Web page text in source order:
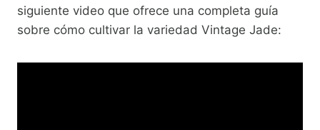
siguiente video que ofrece una completa guía
sobre cómo cultivar la variedad Vintage Jade: